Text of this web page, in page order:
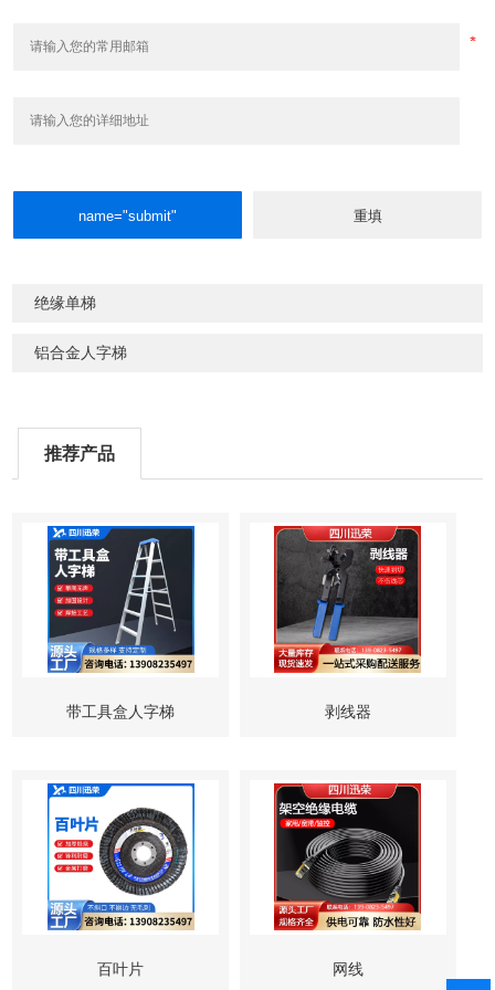
绝缘单梯
铝合金人字梯
推荐产品
带工具盒人字梯 剥线器
百叶片 网线